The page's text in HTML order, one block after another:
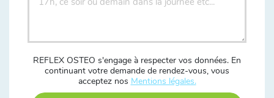
REFLEX OSTEO s'engage à respecter vos données. En
continuant votre demande de rendez-vous, vous
acceptez nos Mentions légales.